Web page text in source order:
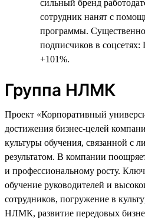
сильный бренд
сотрудник нанят с
программы.
подписчиков в
+101%.
Группа НЛМК
Проект «Корпоративный
достижения бизнес-целей
культуры обучения, связанной с
результатом. В компании
и профессиональному росту.
обучение руководителей и
сотрудников, погружение в
НЛМК, развитие передовых